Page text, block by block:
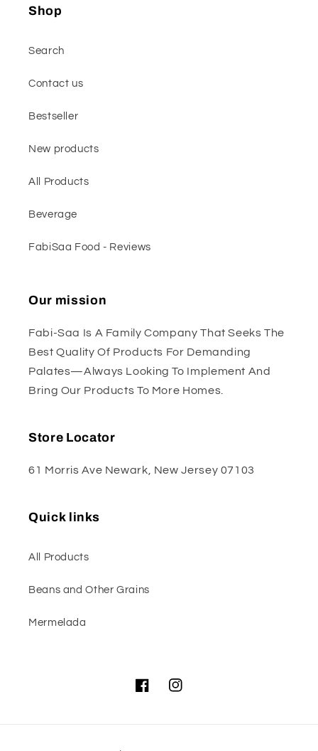
Shop
Search
Contact us
Bestseller
New products
All Products
Beverage
FabiSaa Food - Reviews
Our mission
Fabi-Saa Is A Family Company That Seeks The
Best Quality Of Products For Demanding
Palates—Always Looking To Implement And
Bring Our Products To More Homes.
Store Locator
61 Morris Ave Newark, New Jersey 07103
Quick links
All Products
Beans and Other Grains
Mermelada
FacebookInstagram